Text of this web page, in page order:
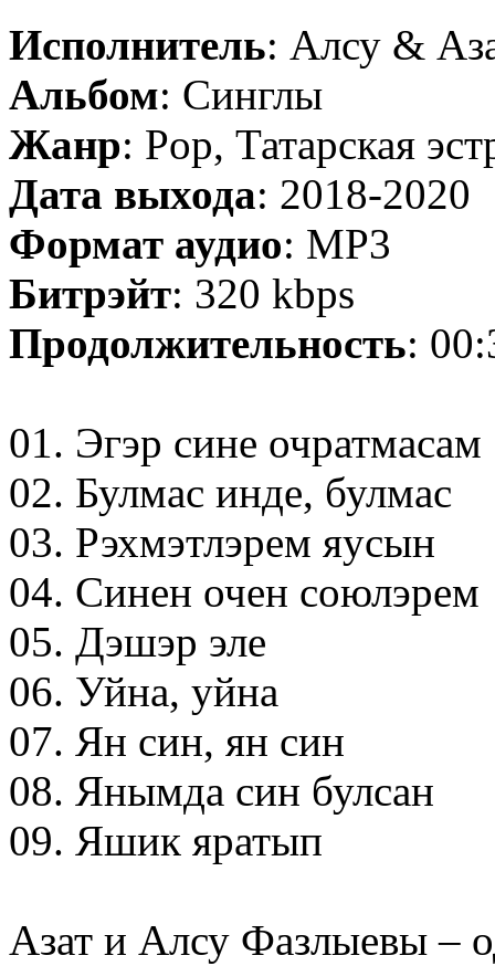
Исполнитель: Алсу &
Альбом: Синглы
Жанр: Pop, Татарская
Дата выхода: 2018-2020
Формат аудио: MP3
Битрэйт: 320 kbps
Продолжительность:
01. Эгэр сине очратмасам
02. Булмас инде, булмас
03. Рэхмэтлэрем яусын
04. Синен очен союлэрем
05. Дэшэр эле
06. Уйна, уйна
07. Ян син, ян син
08. Янымда син булсан
09. Яшик яратып
Азат и Алсу Фазлыевы –